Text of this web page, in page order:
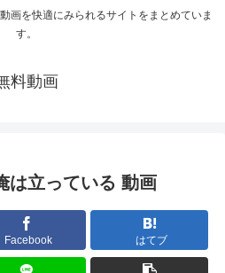
画を快適にみられるサイトをまとめていま
す。
料動画
は立っている 動画
Facebook はてブ